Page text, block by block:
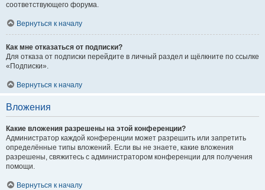
соответствующего форума.
Вернуться к началу
Как мне отказаться от подписки?
Для отказа от подписки перейдите в личный раздел и щёлкните по ссылке
«Подписки».
Вернуться к началу
Вложения
Какие вложения разрешены на этой конференции?
Администратор каждой конференции может разрешить или запретить
определённые типы вложений. Если вы не знаете, какие вложения
разрешены, свяжитесь с администратором конференции для получения
помощи.
Вернуться к началу